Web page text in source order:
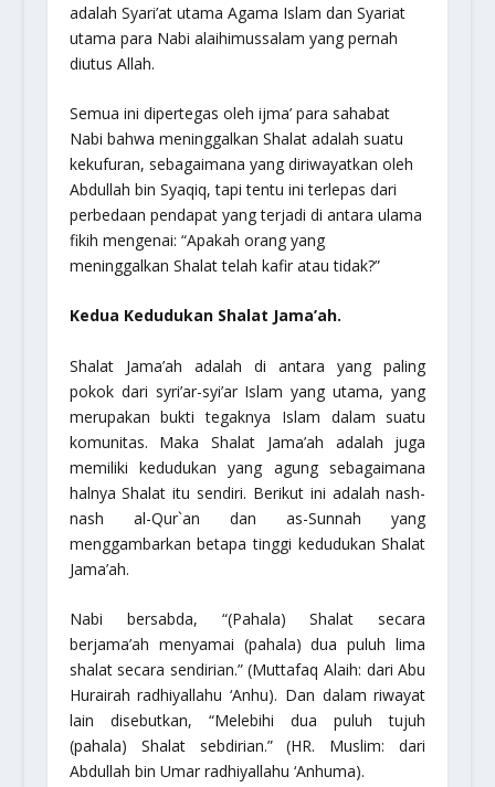
adalah Syari’at utama Agama Islam dan Syariat
utama para Nabi alaihimussalam yang pernah
diutus Allah.
Semua ini dipertegas oleh ijma’ para sahabat
Nabi bahwa meninggalkan Shalat adalah suatu
kekufuran, sebagaimana yang diriwayatkan oleh
Abdullah bin Syaqiq, tapi tentu ini terlepas dari
perbedaan pendapat yang terjadi di antara ulama
fikih mengenai: “Apakah orang yang
meninggalkan Shalat telah kafir atau tidak?”
Kedua Kedudukan Shalat Jama’ah.
Shalat Jama’ah adalah di antara yang paling
pokok dari syri’ar-syi’ar Islam yang utama, yang
merupakan bukti tegaknya Islam dalam suatu
komunitas. Maka Shalat Jama’ah adalah juga
memiliki kedudukan yang agung sebagaimana
halnya Shalat itu sendiri. Berikut ini adalah nash-
nash al-Qur`an dan as-Sunnah yang
menggambarkan betapa tinggi kedudukan Shalat
Jama’ah.
Nabi bersabda, “(Pahala) Shalat secara
berjama’ah menyamai (pahala) dua puluh lima
shalat secara sendirian.” (Muttafaq Alaih: dari Abu
Hurairah radhiyallahu ‘Anhu). Dan dalam riwayat
lain disebutkan, “Melebihi dua puluh tujuh
(pahala) Shalat sebdirian.”(HR. Muslim: dari
Abdullah bin Umar radhiyallahu ‘Anhuma).